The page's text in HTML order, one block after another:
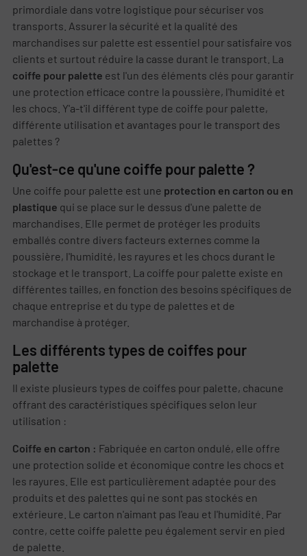
primordiale dans votre logistique pour sécuriser vos
transports. Assurer la sécurité et la qualité des
marchandises sur palette est essentiel pour satisfaire vos
clients et surtout réduire la casse durant le transport. La
coiffe pour palette est l'un des éléments clés pour garantir
une protection efficace contre la poussière, l'humidité et
les chocs. Y'a-t'il différent type de coiffe pour palette,
différente utilisation et avantages pour le transport des
palettes ?
Qu'est-ce qu'une coiffe pour palette ?
Une coiffe pour palette est une protection en carton ou en
plastique qui se place sur le dessus d'une palette de
marchandises. Elle permet de protéger les produits
emballés contre divers facteurs externes comme la
poussière, l'humidité, les rayures et les chocs durant le
stockage et le transport. La coiffe pour palette existe en
différentes tailles, en fonction des besoins spécifiques de
chaque entreprise et du type de palettes et de
marchandise à protéger.
Les différents types de coiffes pour
palette
Il existe plusieurs types de coiffes pour palette, chacune
offrant des caractéristiques spécifiques selon leur
utilisation :
Coiffe en carton : Fabriquée en carton ondulé, elle offre
une protection solide et économique contre les chocs et
les rayures. Elle est particulièrement adaptée pour des
produits et des palettes qui ne sont pas stockés en
extérieure. Le carton n'aimant pas l'eau et l'humidité. Par
contre, cette coiffe palette peu également servir en pied
de palette.